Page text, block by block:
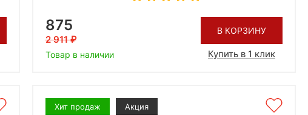
875
2 911
Товар в наличии
В КОРЗИНУ
Купить в 1 клик
Хит продаж Акция